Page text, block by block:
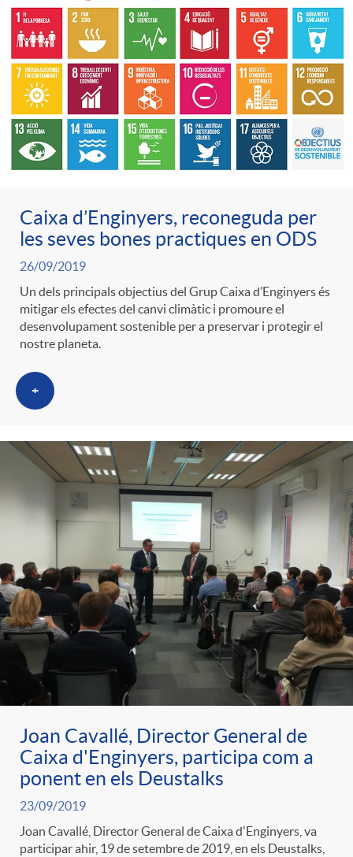
Caixa d’Enginyers, reconeguda per
les seves bones practiques en ODS
26/09/2019
Un dels principals objectius del Grup Caixa d’Enginyers és
mitigar els efectes del canvi climàtic i promoure el
desenvolupament sostenible per a preservar i protegir el
nostre planeta.
+
Joan Cavallé, Director General de
Caixa d'Enginyers, participa com a
ponent en els Deustalks
23/09/2019
Joan Cavallé, Director General de Caixa d'Enginyers, va
participar ahir, 19 de setembre de 2019, en els Deustalks,